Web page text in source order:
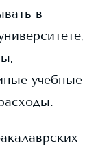
в
учебные